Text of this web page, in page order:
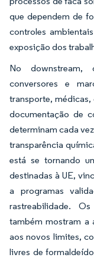
que dependem de
controles
exposição dos
No downstream,
conversores e
transporte,
documentação de
determinam cada
transparência
está se tornando
destinadas à UE,
a programas
rastreabilidade.
também mostram a
aos novos limites,
livres de